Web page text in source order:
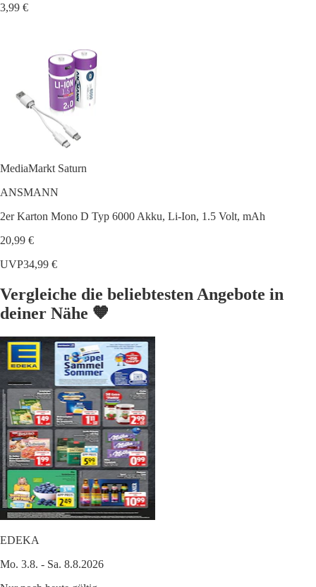
3,99 €
MediaMarkt Saturn
ANSMANN
2er Karton Mono D Typ 6000 Akku, Li-Ion, 1.5 Volt, mAh
20,99 €
UVP34,99 €
Vergleiche die beliebtesten Angebote in
deiner Nähe 🧡
EDEKA
Mo. 3.8. - Sa. 8.8.2026